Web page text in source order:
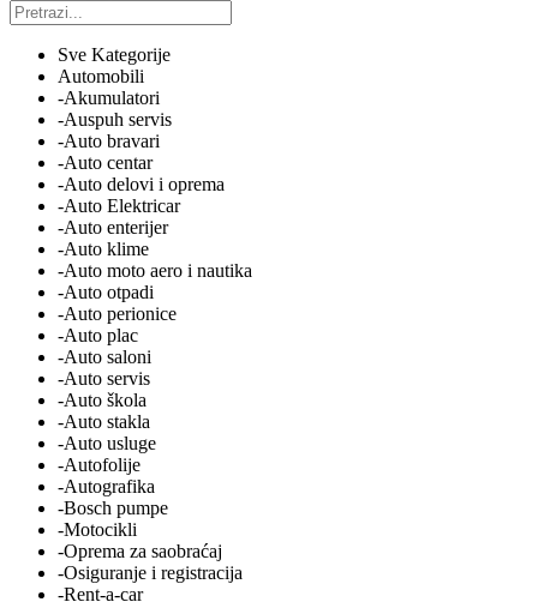
Sve Kategorije
Automobili
-Akumulatori
-Auspuh servis
-Auto bravari
-Auto centar
-Auto delovi i oprema
-Auto Elektricar
-Auto enterijer
-Auto klime
-Auto moto aero i nautika
-Auto otpadi
-Auto perionice
-Auto plac
-Auto saloni
-Auto servis
-Auto škola
-Auto stakla
-Auto usluge
-Autofolije
-Autografika
-Bosch pumpe
-Motocikli
-Oprema za saobraćaj
-Osiguranje i registracija
-Rent-a-car